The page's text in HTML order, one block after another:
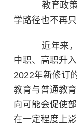
教育政策
学路径也不再只
近年来，
中职、高职升
2022年新修订
教育与普通教
向可能会促使
在一定程度上